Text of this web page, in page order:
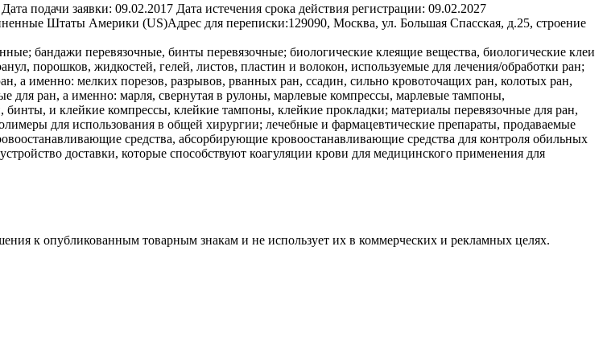
Дата подачи заявки: 09.02.2017 Дата истечения срока действия регистрации: 09.02.2027
Штаты Америки (US)Адрес для переписки:129090, Москва, ул. Большая Спасская, д.25, строение
бандажи перевязочные, бинты перевязочные; биологические клеящие вещества, биологические клеи
порошков, жидкостей, гелей, листов, пластин и волокон, используемые для лечения/обработки ран;
а именно: мелких порезов, разрывов, рванных ран, ссадин, сильно кровоточащих ран, колотых ран,
для ран, а именно: марля, свернутая в рулоны, марлевые компрессы, марлевые тампоны,
и клейкие компрессы, клейкие тампоны, клейкие прокладки; материалы перевязочные для ран,
для использования в общей хирургии; лечебные и фармацевтические препараты, продаваемые
средства, абсорбирующие кровоостанавливающие средства для контроля обильных
доставки, которые способствуют коагуляции крови для медицинского применения для
к опубликованным товарным знакам и не использует их в коммерческих и рекламных целях.